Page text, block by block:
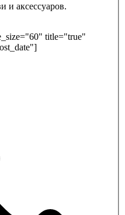
и аксессуаров.
title="true"